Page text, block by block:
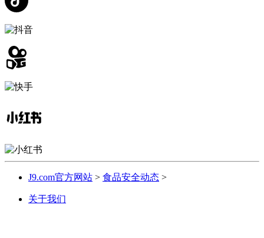
J9.com官方网站 > 食品安全动态 >
关于我们